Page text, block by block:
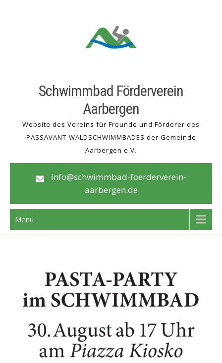
Schwimmbad Förderverein
Aarbergen
Website des Vereins für Freunde und Förderer des
PASSAVANT-WALDSCHWIMMBADES der Gemeinde
Aarbergen e.V.
info@schwimmbad-foerderverein-
aarbergen.de
Menu